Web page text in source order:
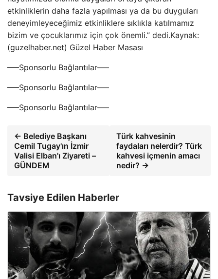
etkinliklerin daha fazla yapılması ya da bu duyguları
deneyimleyeceğimiz etkinliklere sıklıkla katılmamız
bizim ve çocuklarımız için çok önemli.” dedi.Kaynak:
(guzelhaber.net) Güzel Haber Masası
—–Sponsorlu Bağlantılar—–
—–Sponsorlu Bağlantılar—–
—–Sponsorlu Bağlantılar—–
← Belediye Başkanı
Cemil Tugay'ın İzmir
Valisi Elban'ı Ziyareti –
GÜNDEM
Türk kahvesinin
faydaları nelerdir? Türk
kahvesi içmenin amacı
nedir? →
Tavsiye Edilen Haberler